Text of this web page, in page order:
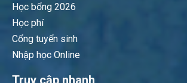
Học bổng 2026
Học phí
Cổng tuyển sinh
Nhập học Online
Truy cập nhanh